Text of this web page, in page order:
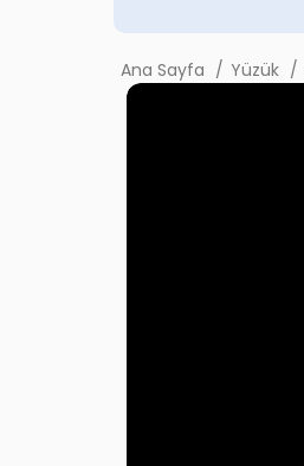
Ana Sayfa Yüzük